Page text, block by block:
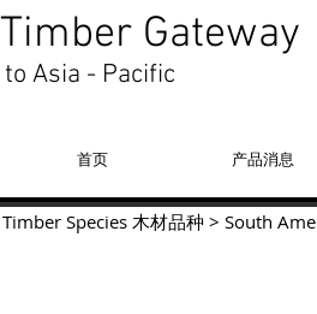
Timber Gateway
to Asia - Pacific
首页 产品消息
Timber Species 木材品种 > South